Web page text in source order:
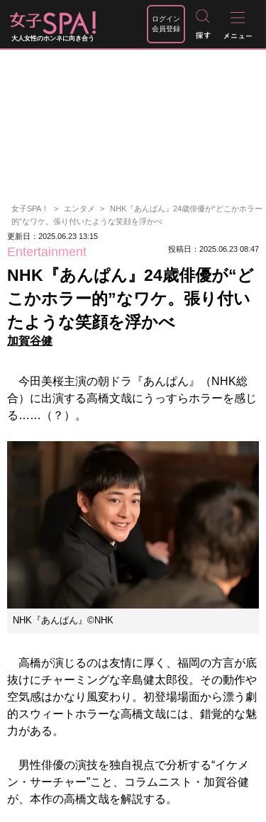
大人女性のホンネに向き合う
ログイン
会員登録
女子SPA！ エンタメ
NHK『あんぱん』24歳俳優が“どこかホラー
的”なワケ。張り付いたような笑顔を浮かべ
更新日：2025.06.23 13:15
Entertainment 投稿日：2025.06.23 08:47
NHK『あんぱん』24歳俳優が“ど
こかホラー的”なワケ。張り付い
たような笑顔を浮かべ
加賀谷健
今田美桜主演の朝ドラ『あんぱん』（NHK総
合）に出演する高橋文哉にうっすらホラーを感じ
る……（？）。
NHK『あんぱん』©︎NHK
高橋が演じるのは友情に厚く、福岡の方言が底
抜けにチャーミングな辛島健太郎役。その動作や
空気感はかなり風変わり。初登場場面から漂う劇
的スウィートホラーな高橋文哉には、錯覚的な魅
力がある。
男性俳優の演技を独自視点で分析する“イケメ
ン・サーチャー”こと、コラムニスト・加賀谷健
が、本作の高橋文哉を解説する。